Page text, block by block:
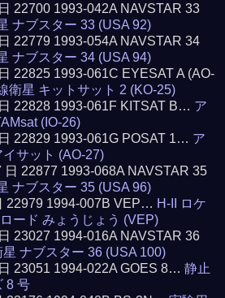
22700 1993-042A NAVSTAR 33
ナブスター 33 (USA 92)
22779 1993-054A NAVSTAR 34
ナブスター 34 (USA 94)
22825 1993-061C EYESAT A (AO-
衛星 キットサット 2 (KO-25)
22828 1993-061F KITSAT B… ア
(IO-26)
22829 1993-061G POSAT 1… ア
サット (AO-27)
日 22877 1993-068A NAVSTAR 35
ナブスター 35 (USA 96)
22979 1994-007B VEP… H-II ロケ
ード みょうじょう (VEP)
23027 1994-016A NAVSTAR 36
星 ナブスター 36 (USA 100)
23051 1994-022A GOES 8…静止
8 号